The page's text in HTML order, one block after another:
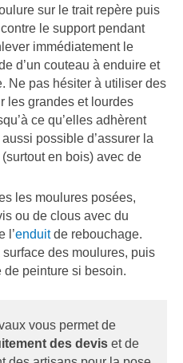
sur le trait repère puis
le support pendant
immédiatement le
d’un couteau à enduire et
Ne pas hésiter à utiliser des
les grandes et lourdes
ce qu’elles adhèrent
possible d’assurer la
en bois) avec de
les moulures posées,
ou de clous avec du
l’enduitde rebouchage.
des moulures, puis
peinture si besoin.
vous permet de
des devis et de